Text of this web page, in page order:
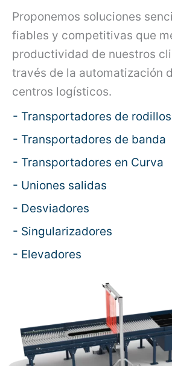
Proponemos soluciones
fiables y competitivas que
productividad de nuestros
través de la automatización
centros logísticos.
- Transportadores de rodillos
- Transportadores de banda
- Transportadores en Curva
- Uniones salidas
- Desviadores
- Singularizadores
- Elevadores